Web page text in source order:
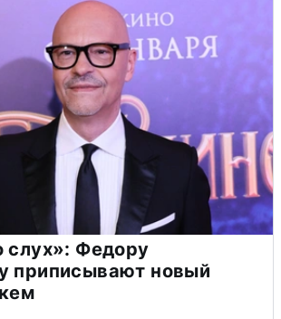
слух»: Федору
приписывают новый